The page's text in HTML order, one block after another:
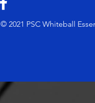
© 2021 PSC Whiteball